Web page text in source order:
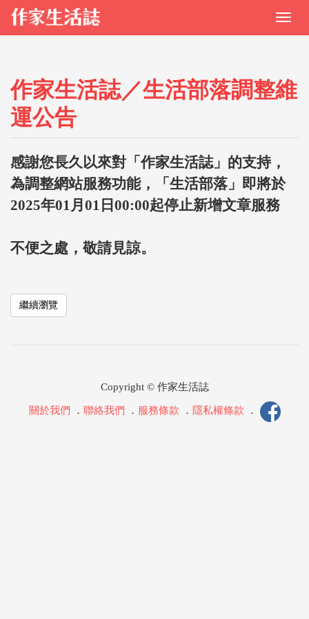
作家生活誌／生活部落調整維
運公告
感謝您長久以來對「作家生活誌」的支持，
為調整網站服務功能，「生活部落」即將於
2025年01月01日00:00起停止新增文章服務
不便之處，敬請見諒。
繼續瀏覽
Copyright © 作家生活誌
關於我們 ． 聯絡我們 ． 服務條款 ． 隱私權條款 ．